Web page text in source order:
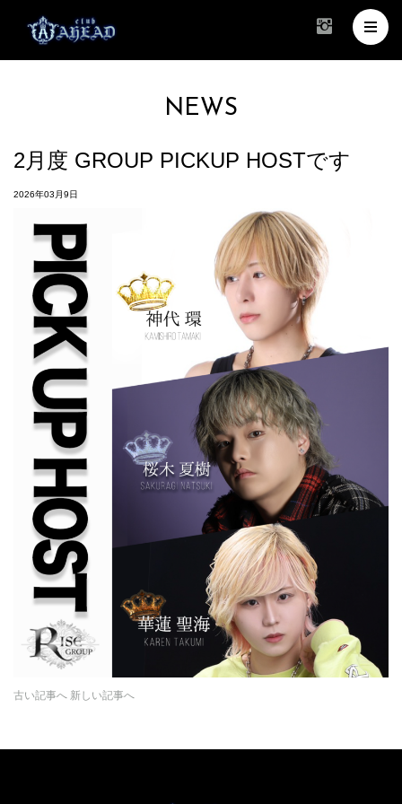
NEWS
2月度 GROUP PICKUP HOSTです
2026年03月9日
古い記事へ 新しい記事へ